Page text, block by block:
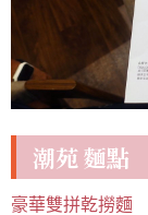
潮苑 麵點
豪華雙拼乾撈麵